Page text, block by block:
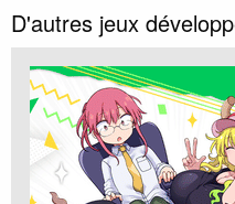
D'autres jeux